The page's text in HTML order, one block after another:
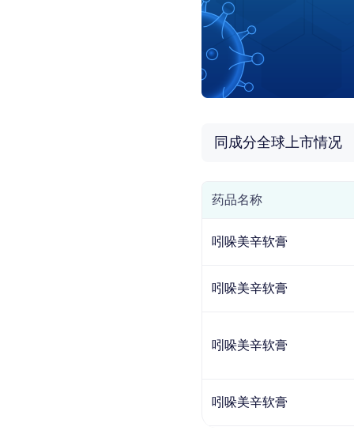
同成分全球上市情况
药品名称
吲哚美辛软膏
吲哚美辛软膏
吲哚美辛软膏
吲哚美辛软膏